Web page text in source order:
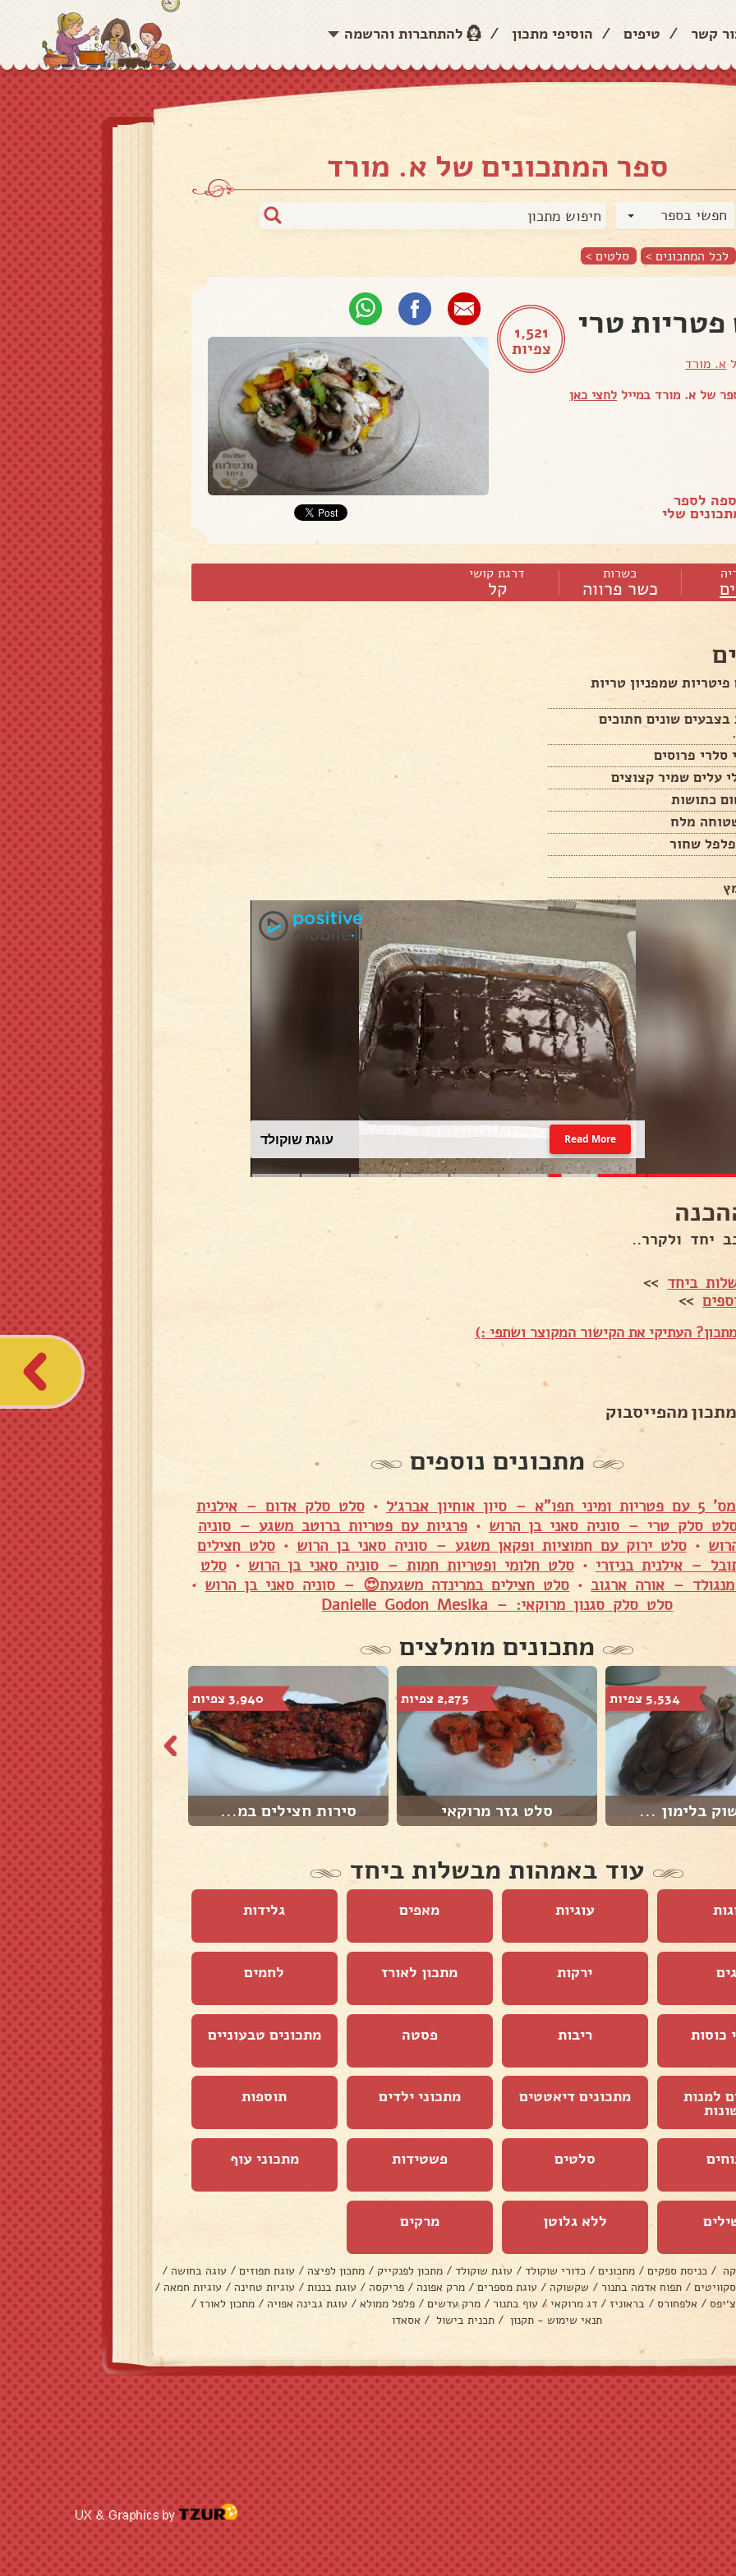
קשר / טיפים / הוסיפי מתכון / להתחברות והרשמה
ספר המתכונים של א. מורד
חפשי בספר
לכל המתכונים > סלטים >
1,521
צפיות
טרי
א. מורד
של א. מורד במייל לחצי כאן
לספר
שלי
כשרות
כשר פרווה
דרגת קושי
קל
פיטריות שמפניון טריות
בצבעים שונים חתוכים
שחור
עוגת שוקולד Read More
יחד ולקרר..
ביחד >>
>>
העתיקי את הקישור המקוצר ושתפי :)
מהפייסבוק
מתכונים נוספים
אוחיון אברג׳ל •סלט סלק אדום – אילנית
סלק טרי – סוניה סאני בן הרוש •פרגיות עם פטריות ברוטב משגע – סוניה
•סלט ירוק עם חמוציות ופקאן משגע – סוניה סאני בן הרוש •סלט חצילים
– אילנית בניזרי •סלט חלומי ופטריות חמות – סוניה סאני בן הרוש •סלט
– אורה ארגוב • סלט חצילים במרינדה משגעת😍 – סוניה סאני בן הרוש •
סלט סלק סגנון מרוקאי: – Danielle Godon Mesika
מתכונים מומלצים
5,534 צפיות
בלימון ...
2,275 צפיות
סלט גזר מרוקאי
3,940 צפיות
סירות חצילים במ...
עוד באמהות מבשלות ביחד
עוגיות מאפים גלידות
ירקות מתכון לאורז לחמים
כוסות ריבות פסטה מתכונים טבעוניים
למנות מתכונים דיאטטים מתכוני ילדים תוספות
סלטים פשטידות מתכוני עוף
ללא גלוטן מרקים
/ כניסת ספקים / מתכונים / כדורי שוקולד / עוגת שוקולד / מתכון לפנקייק / מתכון לפיצה / עוגת תפוזים / עוגה בחושה /
/ תפוח אדמה בתנור / שקשוקה / עוגת מספרים / מרק אפונה / פריקסה / עוגת בננות / עוגיות טחינה / עוגיות חמאה /
/ אלפחורס / בראוניז / דג מרוקאי/ עוף בתנור / מרק עדשים / פלפל ממולא / עוגת גבינה אפויה / מתכון לאורז /
תנאי שימוש - תקנון / תכנית בישול / אסאדו